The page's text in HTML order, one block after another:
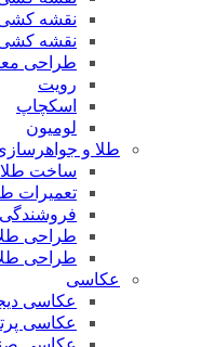
نقشه
نقشه
طراحی
رویت
اسکچاپ
لومیون
طلا و
ساخت طلا
تعمیرات
طراحی
طراحی
عکاسی
عکاسی
عکاسی